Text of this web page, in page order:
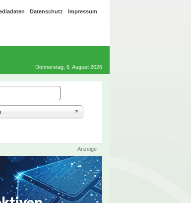
Datenschutz Impressum
Donnerstag, 6. August 2026
Anzeige